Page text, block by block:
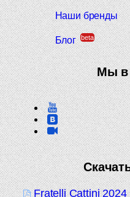
Наши бренды
Блог beta
Мы в
Fratelli Cattini 2024